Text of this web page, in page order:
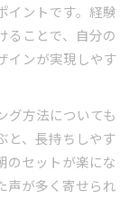
イントです。経験
ることで、自分の
インが実現しやす
グ方法についても
と、長持ちしやす
のセットが楽にな
声が多く寄せられ